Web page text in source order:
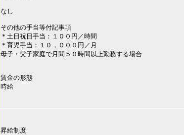
なし
その他の手当等付記事項
＊土日祝日手当：１００円／時間
＊育児手当：１０，０００円／月
母子・父子家庭で月間５０時間以上勤務する場合
賃金の形態
時給
昇給制度